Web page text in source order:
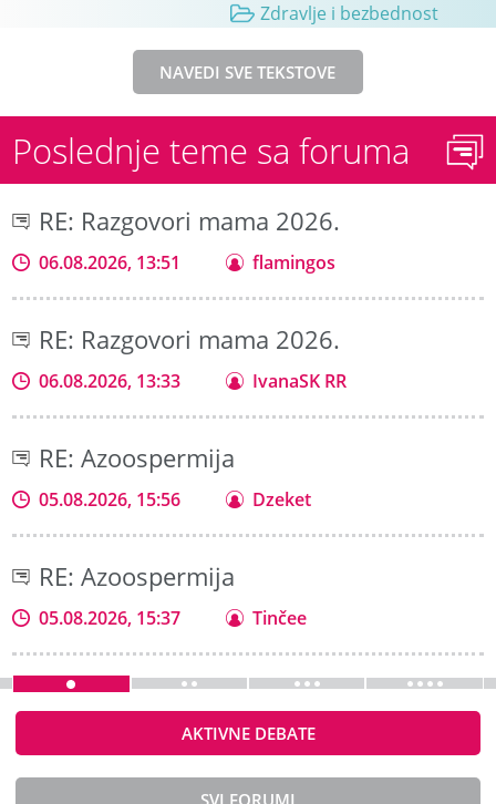
Zdravlje i bezbednost
NAVEDI SVE TEKSTOVE
Poslednje teme sa foruma
RE: Razgovori mama 2026.
06.08.2026, 13:51 flamingos
RE: Razgovori mama 2026.
06.08.2026, 13:33 IvanaSK RR
RE: Azoospermija
05.08.2026, 15:56 Dzeket
RE: Azoospermija
05.08.2026, 15:37 Tinčee
AKTIVNE DEBATE